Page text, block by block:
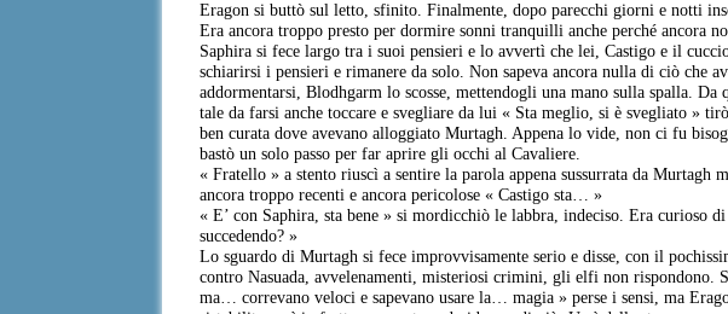
Eragon si buttò sul letto, sfinito. Finalmente, dopo parecchi giorni e notti
Era ancora troppo presto per dormire sonni tranquilli anche perché ancora
Saphira si fece largo tra i suoi pensieri e lo avvertì che lei, Castigo e il
schiarirsi i pensieri e rimanere da solo. Non sapeva ancora nulla di ciò che
addormentarsi, Blodhgarm lo scosse, mettendogli una mano sulla spalla.
tale da farsi anche toccare e svegliare da lui « Sta meglio, si è svegliato »
ben curata dove avevano alloggiato Murtagh. Appena lo vide, non ci fu
bastò un solo passo per far aprire gli occhi al Cavaliere.
« Fratello » a stento riuscì a sentire la parola appena sussurrata da
ancora troppo recenti e ancora pericolose « Castigo sta… »
« E’ con Saphira, sta bene » si mordicchiò le labbra, indeciso. Era curioso
succedendo? »
Lo sguardo di Murtagh si fece improvvisamente serio e disse, con il
contro Nasuada, avvelenamenti, misteriosi crimini, gli elfi non
ma… correvano veloci e sapevano usare la… magia » perse i sensi, ma